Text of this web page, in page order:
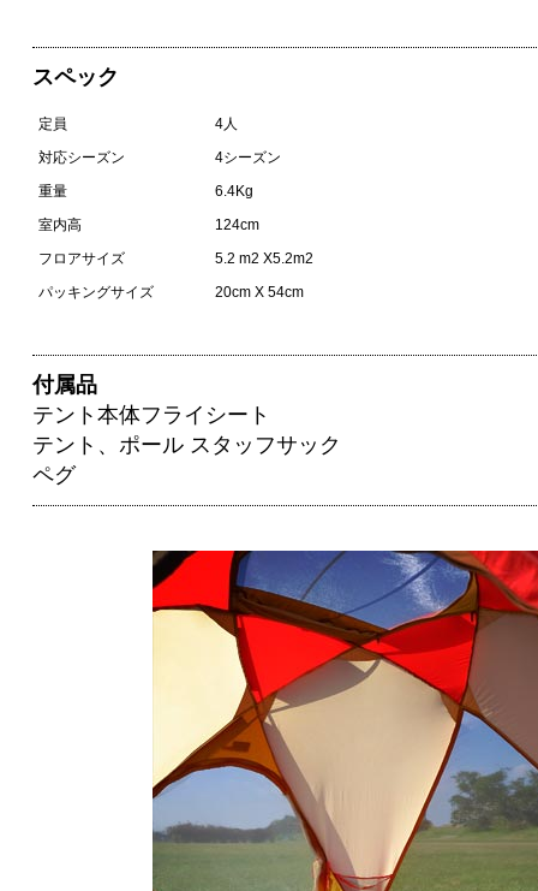
スペック
定員
4人
対応シーズン
4シーズン
重量
6.4Kg
室内高
124cm
フロアサイズ
5.2 m2 X5.2m2
パッキングサイズ
20cm X 54cm
付属品
テント本体フライシート
テント、ポール スタッフサック
ペグ